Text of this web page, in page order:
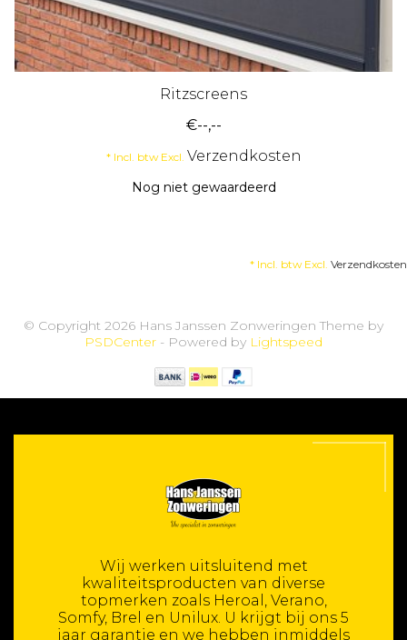
Ritzscreens
€--,--
* Incl. btw Excl. Verzendkosten
Nog niet gewaardeerd
* Incl. btw Excl. Verzendkosten
© Copyright 2026 Hans Janssen Zonweringen Theme by
PSDCenter - Powered by Lightspeed
Wij werken uitsluitend met
kwaliteitsproducten van diverse
topmerken zoals Heroal, Verano,
Somfy, Brel en Unilux. U krijgt bij ons 5
jaar garantie en we hebben inmiddels